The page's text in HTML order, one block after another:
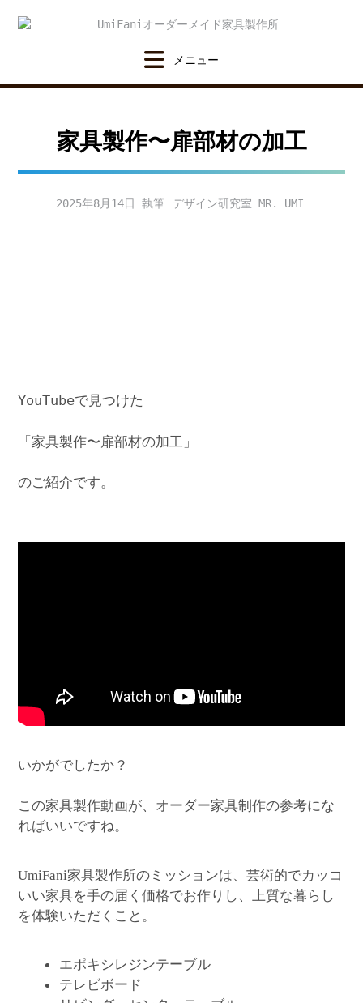
家具製作〜扉部材の加工
2025年8月14日 デザイン研究室 MR. UMI
YouTubeで見つけた
「家具製作〜扉部材の加工」
のご紹介です。
いかがでしたか？
この家具製作動画が、オーダー家具制作の参考にな
ればいいですね。
UmiFani家具製作所のミッションは、芸術的でカッコ
いい家具を手の届く価格でお作りし、上質な暮らし
を体験いただくこと。
エポキシレジンテーブル
テレビボード